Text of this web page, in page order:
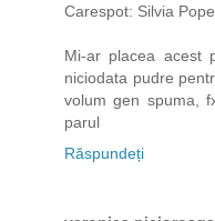
Carespot: Silvia
Mi-ar placea acest
niciodata pudre
volum gen spuma,
parul
Răspundeți